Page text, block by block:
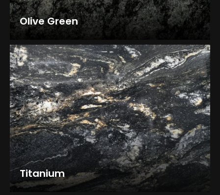
Olive Green
Titanium